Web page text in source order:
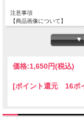
注意事項
【商品画像について】
実際の色に近くなる様、撮
設定状況によっては色が異な
【ご注文数量と商品サイズ
・5枚セット商品は全て掲
▼
価格:1,650円(税込)
[ポイント還元 16ポ